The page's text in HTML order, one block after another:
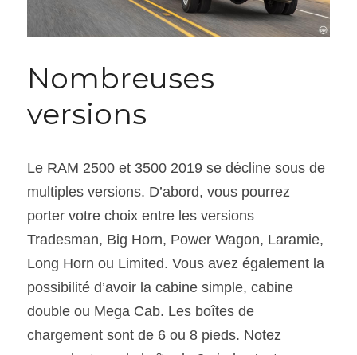
Nombreuses
versions
Le RAM 2500 et 3500 2019 se décline sous de
multiples versions. D’abord, vous pourrez
porter votre choix entre les versions
Tradesman, Big Horn, Power Wagon, Laramie,
Long Horn ou Limited. Vous avez également la
possibilité d’avoir la cabine simple, cabine
double ou Mega Cab. Les boîtes de
chargement sont de 6 ou 8 pieds. Notez